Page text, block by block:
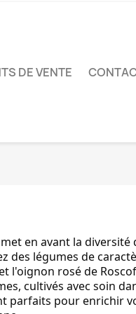
DE VENTE
en avant la
des légumes de
l'oignon rosé de
cultivés avec soin
parfaits pour enrichir